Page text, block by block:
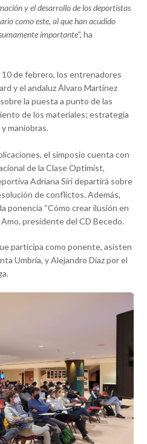
y el desarrollo de los deportistas
como este, al que han acudido
importante”, ha
10 de febrero, los entrenadores
y el andaluz Álvaro Martínez
la puesta a punto de las
de los materiales; estrategia
maniobras.
el simposio cuenta con
de la Clase Optimist,
Adriana Siri departirá sobre
de conflictos. Además,
ponencia “Cómo crear ilusión en
presidente del CD Becedo.
participa como ponente, asisten
Umbría, y Alejandro Díaz por el